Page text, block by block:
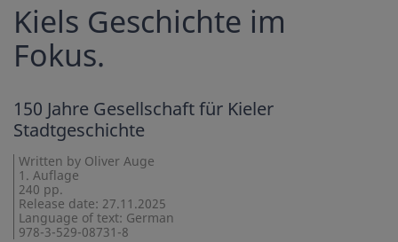
Kiels Geschichte im
Fokus.
150 Jahre Gesellschaft für Kieler
Stadtgeschichte
Written by Oliver Auge
1. Auflage
240 pp.
Release date: 27.11.2025
Language of text: German
978-3-529-08731-8